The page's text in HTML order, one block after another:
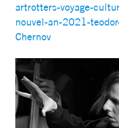
artrotters-voyage-
nouvel-an-2021-
Chernov